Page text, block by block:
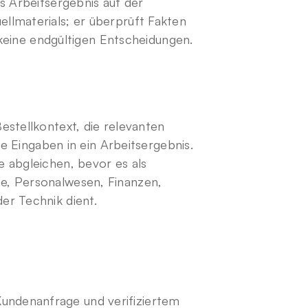
er überprüft Fakten
endgültigen Entscheidungen.
die relevanten
Eingaben in ein Arbeitsergebnis.
abgleichen, bevor es als
Personalwesen, Finanzen,
Technik dient.
und verifiziertem